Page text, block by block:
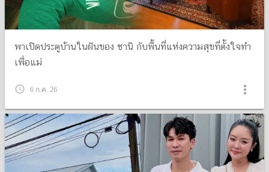
พาเปิดประตูบ้านในฝันของ ซานิ กับพื้นที่แห่งความสุขที่ตั้งใจทำ
เพื่อแม่
query_builder 6 ก.ค. 26 more_vert